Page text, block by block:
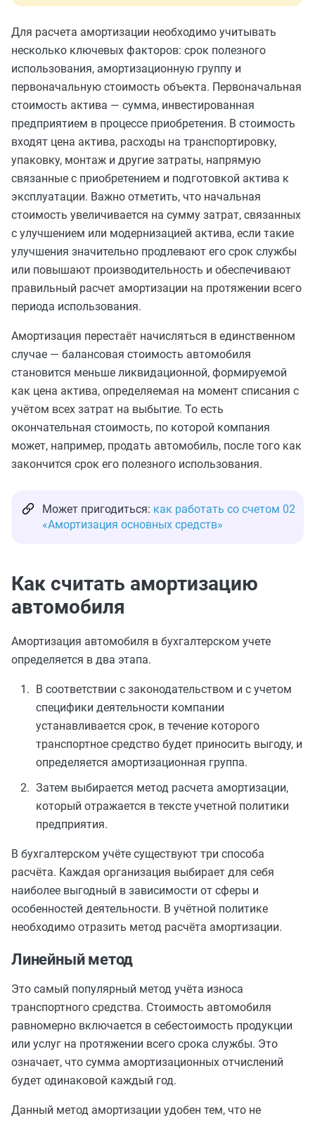
Для расчета амортизации необходимо учитывать
несколько ключевых факторов: срок полезного
использования, амортизационную группу и
первоначальную стоимость объекта. Первоначальная
стоимость актива — сумма, инвестированная
предприятием в процессе приобретения. В стоимость
входят цена актива, расходы на транспортировку,
упаковку, монтаж и другие затраты, напрямую
связанные с приобретением и подготовкой актива к
эксплуатации. Важно отметить, что начальная
стоимость увеличивается на сумму затрат, связанных
с улучшением или модернизацией актива, если такие
улучшения значительно продлевают его срок службы
или повышают производительность и обеспечивают
правильный расчет амортизации на протяжении всего
периода использования.
Амортизация перестаёт начисляться в единственном
случае — балансовая стоимость автомобиля
становится меньше ликвидационной, формируемой
как цена актива, определяемая на момент списания с
учётом всех затрат на выбытие. То есть
окончательная стоимость, по которой компания
может, например, продать автомобиль, после того как
закончится срок его полезного использования.
Может пригодиться: как работать со счетом 02
«Амортизация основных средств»
Как считать амортизацию
автомобиля
Амортизация автомобиля в бухгалтерском учете
определяется в два этапа.
В соответствии с законодательством и с учетом
специфики деятельности компании
устанавливается срок, в течение которого
транспортное средство будет приносить выгоду, и
определяется амортизационная группа.
Затем выбирается метод расчета амортизации,
который отражается в тексте учетной политики
предприятия.
В бухгалтерском учёте существуют три способа
расчёта. Каждая организация выбирает для себя
наиболее выгодный в зависимости от сферы и
особенностей деятельности. В учётной политике
необходимо отразить метод расчёта амортизации.
Линейный метод
Это самый популярный метод учёта износа
транспортного средства. Стоимость автомобиля
равномерно включается в себестоимость продукции
или услуг на протяжении всего срока службы. Это
означает, что сумма амортизационных отчислений
будет одинаковой каждый год.
Данный метод амортизации удобен тем, что не